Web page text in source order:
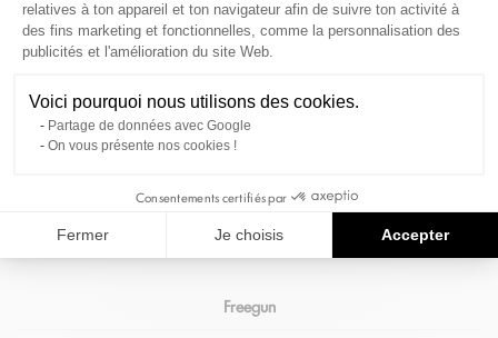
Inscris-toi à notre newsletter pour suivre les actus de
la marque
S'INSCRIRE
Informations
Freegun
relatives à ton appareil et ton navigateur afin de suivre ton activité à
des fins marketing et fonctionnelles, comme la personnalisation des
publicités et l'amélioration du site Web.
Voici pourquoi nous utilisons des cookies.
Partage de données avec Google
On vous présente nos cookies !
Consentements certifiés par
Fermer Je choisis Accepter
Axeptio consent